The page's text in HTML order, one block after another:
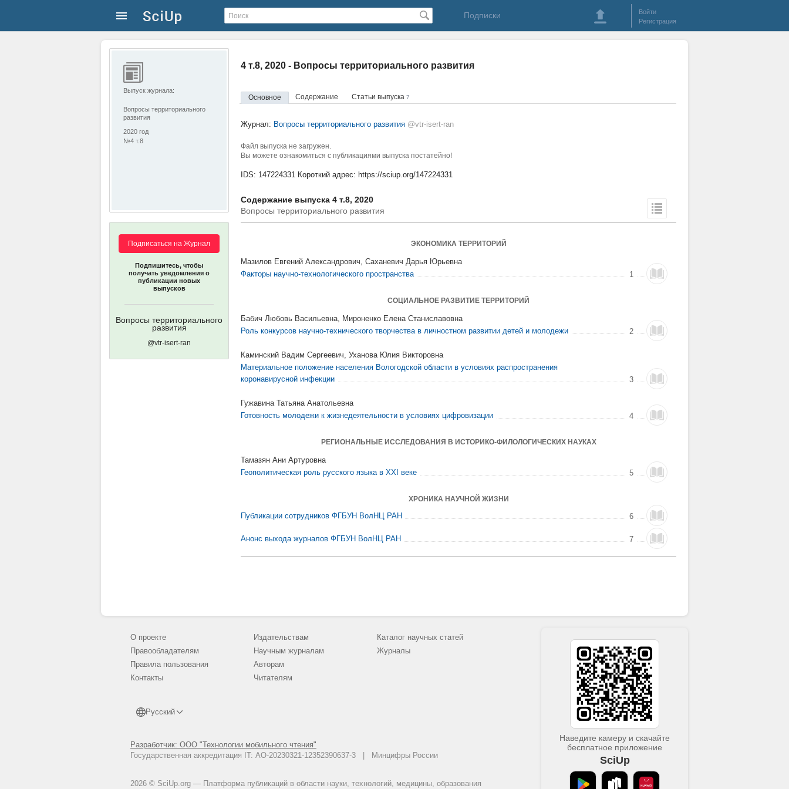
Подписки
Войти
Регистрация
4 т.8, 2020 - Вопросы территориального развития
Основное Содержание Статьи выпуска 7
Выпуск журнала:
Вопросы территориального
развития
2020 год
№4 т.8
Подписаться на Журнал
Подпишитесь, чтобы
получать уведомления о
публикации новых
выпусков
Вопросы территориального
развития
@vtr-isert-ran
Журнал: Вопросы территориального развития @vtr-isert-ran
Файл выпуска не загружен.
Вы можете ознакомиться с публикациями выпуска постатейно!
IDS: 147224331 Короткий адрес: https://sciup.org/147224331
Содержание выпуска 4 т.8, 2020
Вопросы территориального развития
ЭКОНОМИКА ТЕРРИТОРИЙ
Мазилов Евгений Александрович, Саханевич Дарья Юрьевна
Факторы научно-технологического пространства
1
СОЦИАЛЬНОЕ РАЗВИТИЕ ТЕРРИТОРИЙ
Бабич Любовь Васильевна, Мироненко Елена Станиславовна
Роль конкурсов научно-технического творчества в личностном развитии детей и молодежи
2
Каминский Вадим Сергеевич, Уханова Юлия Викторовна
Материальное положение населения Вологодской области в условиях распространения
коронавирусной инфекции
3
Гужавина Татьяна Анатольевна
Готовность молодежи к жизнедеятельности в условиях цифровизации
4
РЕГИОНАЛЬНЫЕ ИССЛЕДОВАНИЯ В ИСТОРИКО-ФИЛОЛОГИЧЕСКИХ НАУКАХ
Тамазян Ани Артуровна
Геополитическая роль русского языка в XXI веке
5
ХРОНИКА НАУЧНОЙ ЖИЗНИ
Публикации сотрудников ФГБУН ВолНЦ РАН 6
Анонс выхода журналов ФГБУН ВолНЦ РАН 7
О проекте
Правообладателям
Правила пользования
Контакты
Русский
Разработчик: ООО "Технологии мобильного чтения"
Государственная аккредитация IT: АО-20230321-12352390637-3 | Минцифры России
2026 © SciUp.org — Платформа публикаций в области науки, технологий, медицины, образования
Издательствам
Научным журналам
Авторам
Читателям
Каталог научных статей
Журналы
Наведите камеру и скачайте
бесплатное приложение
SciUp